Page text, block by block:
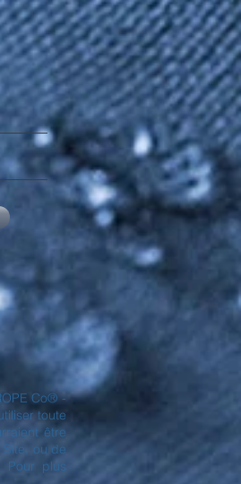
Co® -
toute
être
ou de
Pour plus